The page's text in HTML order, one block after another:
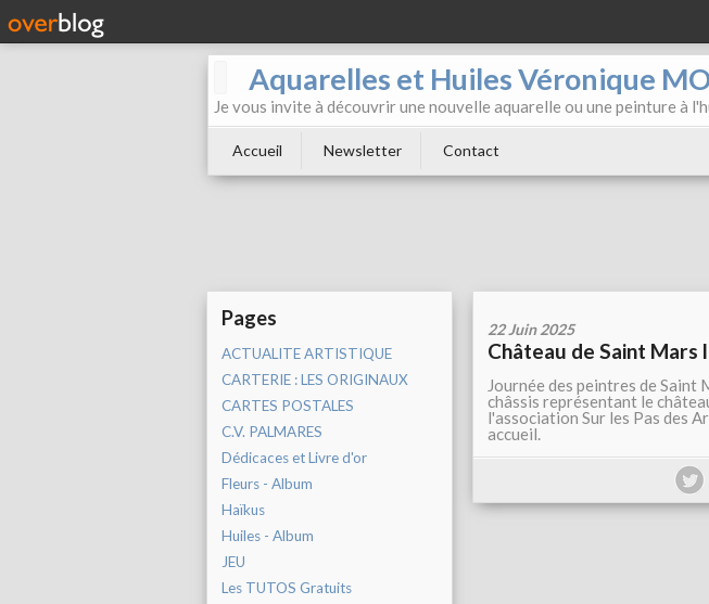
Aquarelles et Huiles Véronique
Je vous invite à découvrir une nouvelle aquarelle ou une peinture à
Accueil Newsletter Contact
Pages
ACTUALITE ARTISTIQUE
CARTERIE : LES ORIGINAUX
CARTES POSTALES
C.V. PALMARES
Dédicaces et Livre d'or
Fleurs - Album
Haïkus
Huiles - Album
JEU
Les TUTOS Gratuits
22 Juin 2025
Château de Saint Mars
Journée des peintres de Saint
châssis représentant le
l'association Sur les Pas des
accueil.